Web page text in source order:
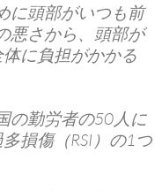
に頭部がいつも前
悪さから、頭部が
に負担がかかる
の勤労者の50人に
損傷（RSI）の1つ